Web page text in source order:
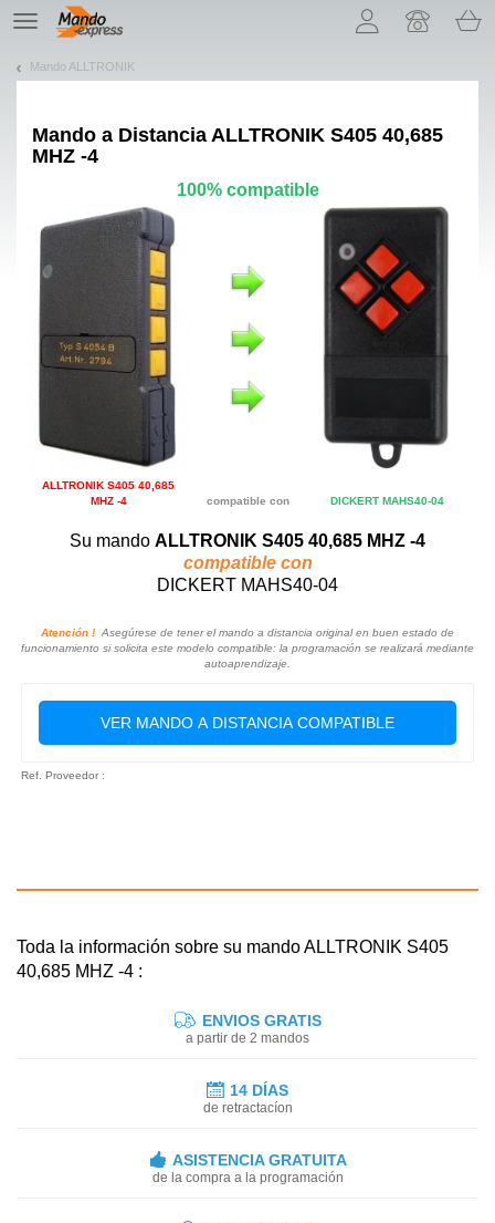
TE
navigation
Mando ALLTRONIK
Mando a Distancia ALLTRONIK S405 40,685
MHZ -4
100% compatible
ALLTRONIK S405 40,685
MHZ -4
compatible con DICKERT MAHS40-04
Su mando ALLTRONIK S405 40,685 MHZ -4
compatible con
DICKERT MAHS40-04
Atención ! Asegúrese de tener el mando a distancia original en buen estado de
funcionamiento si solicita este modelo compatible: la programación se realizará mediante
autoaprendizaje.
VER MANDO A DISTANCIA COMPATIBLE
Ref. Proveedor :
Toda la información sobre su mando ALLTRONIK S405
40,685 MHZ -4 :
ENVIOS GRATIS
a partir de 2 mandos
14 DÍAS
de retractacíon
ASISTENCIA GRATUITA
de la compra a la programación
¡Permítenos presentarte nuestras cookies!